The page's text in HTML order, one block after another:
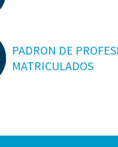
PADRON DE
MATRICULADOS